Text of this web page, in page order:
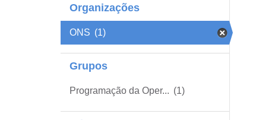
Organizações
ONS (1)
Grupos
Programação da Oper... (1)